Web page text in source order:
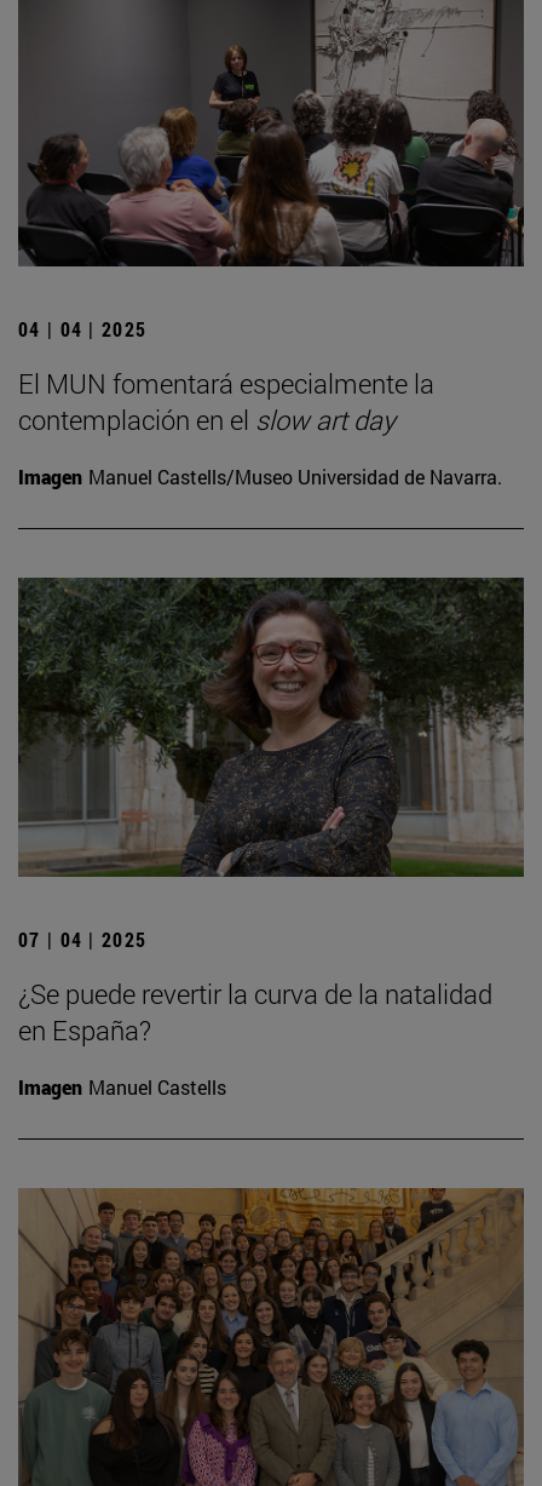
04 | 04 | 2025
El MUN fomentará especialmente la
contemplación en el slow art day
Imagen Manuel Castells/Museo Universidad de Navarra.
07 | 04 | 2025
¿Se puede revertir la curva de la natalidad
en España?
Imagen Manuel Castells